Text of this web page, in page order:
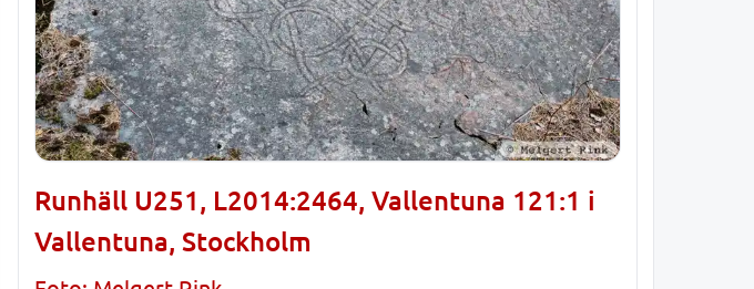
Runhäll U251, L2014:2464, Vallentuna 121:1 i
Vallentuna, Stockholm